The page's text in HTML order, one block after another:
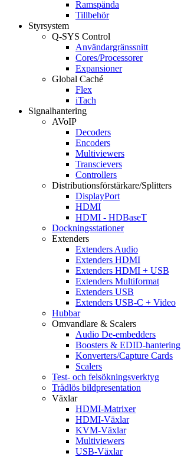
Ramspända
Tillbehör
Styrsystem
Q-SYS Control
Användargränssnitt
Cores/Processorer
Expansioner
Global Caché
Flex
iTach
Signalhantering
AVoIP
Decoders
Encoders
Multiviewers
Transcievers
Controllers
Distributionsförstärkare/Splitters
DisplayPort
HDMI
HDMI - HDBaseT
Dockningsstationer
Extenders
Extenders Audio
Extenders HDMI
Extenders HDMI + USB
Extenders Multiformat
Extenders USB
Extenders USB-C + Video
Hubbar
Omvandlare & Scalers
Audio De-embedders
Boosters & EDID-hantering
Konverters/Capture Cards
Scalers
Test- och felsökningsverktyg
Trådlös bildpresentation
Växlar
HDMI-Matrixer
HDMI-Växlar
KVM-Växlar
Multiviewers
USB-Växlar